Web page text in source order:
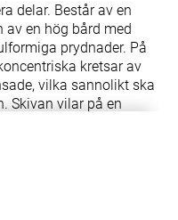
delar. Består av en
av en hög bård med
prydnader. På
kretsar av
vilka sannolikt ska
Skivan vilar på en
en symbol för
de ska sammanfogas.
stora, koniska